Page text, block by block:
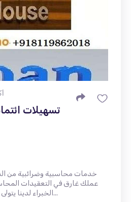
تسهيلات
خدمات محاسبية وضرائبية من
عملك غارق في التعقيدات
الخبراء لدينا يتولى الأمر نيابةً عنك. نحن مت...